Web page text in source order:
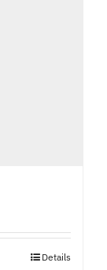
Details